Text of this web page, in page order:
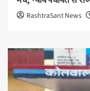
RashtraSant News